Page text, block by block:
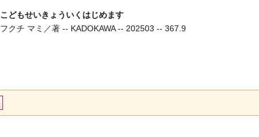
こどもせいきょういくはじめます
フクチ マミ／著 -- KADOKAWA -- 202503 -- 367.9